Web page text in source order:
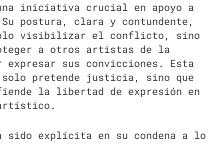
iniciativa crucial en apoyo a
postura, clara y contundente,
visibilizar el conflicto, sino
a otros artistas de la
expresar sus convicciones. Esta
pretende justicia, sino que
la libertad de expresión en
sido explícita en su condena a lo